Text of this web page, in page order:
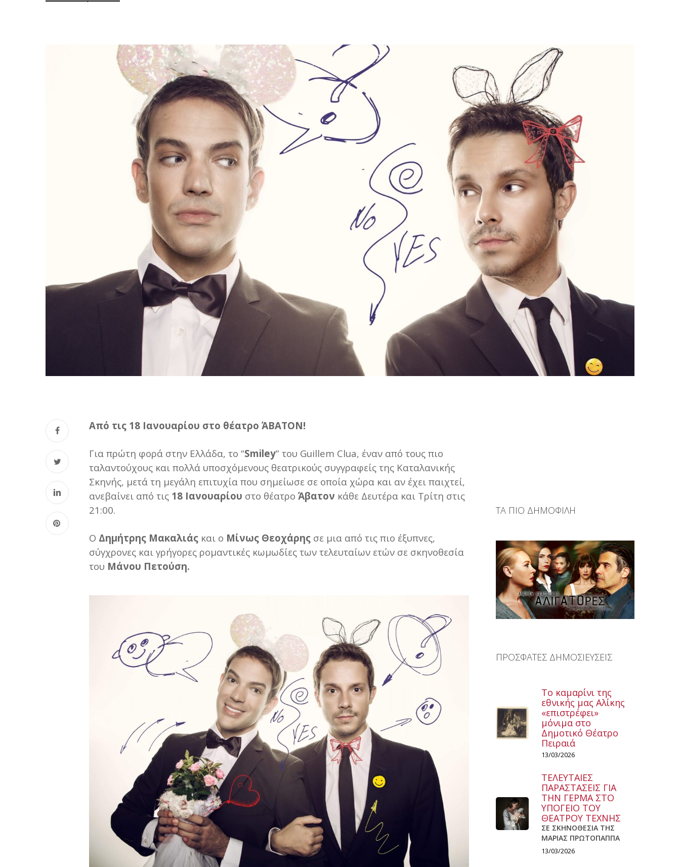
Από τις 18 Ιανουαρίου στο θέατρο ΆΒΑΤΟΝ!
Για πρώτη φορά στην Ελλάδα, το “Smiley” του Guillem Clua, έναν από τους πιο
ταλαντούχους και πολλά υποσχόμενους θεατρικούς συγγραφείς της Καταλανικής
Σκηνής, μετά τη μεγάλη επιτυχία που σημείωσε σε οποία χώρα και αν έχει παιχτεί,
ανεβαίνει από τις 18 Ιανουαρίου στο θέατρο Άβατον κάθε Δευτέρα και Τρίτη στις
21:00.
Ο Δημήτρης Μακαλιάς και ο Μίνως Θεοχάρης σε μια από τις πιο έξυπνες,
σύγχρονες και γρήγορες ρομαντικές κωμωδίες των τελευταίων ετών σε σκηνοθεσία
του Μάνου Πετούση.
ΤΑ ΠΙΟ ΔΗΜΟΦΙΛΗ
ΠΡΟΣΦΑΤΕΣ ΔΗΜΟΣΙΕΥΣΕΙΣ
Το καμαρίνι της
εθνικής μας Αλίκης
«επιστρέφει»
μόνιμα στο
Δημοτικό Θέατρο
Πειραιά
13/03/2026
ΤΕΛΕΥΤΑΙΕΣ
ΠΑΡΑΣΤΑΣΕΙΣ ΓΙΑ
ΤΗΝ ΓΕΡΜΑ ΣΤΟ
ΥΠΟΓΕΙΟ ΤΟΥ
ΘΕΑΤΡΟΥ ΤΕΧΝΗΣ
ΣΕ ΣΚΗΝΟΘΕΣΙΑ ΤΗΣ
ΜΑΡΙΑΣ ΠΡΩΤΟΠΑΠΠΑ
13/03/2026